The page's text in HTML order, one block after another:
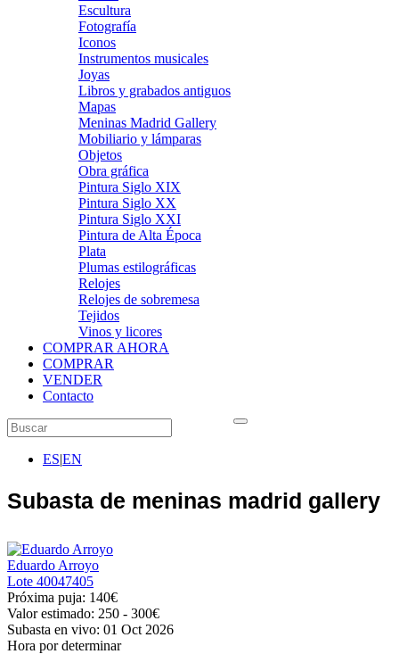
Escultura
Fotografía
Iconos
Instrumentos musicales
Joyas
Libros y grabados antiguos
Mapas
Meninas Madrid Gallery
Mobiliario y lámparas
Objetos
Obra gráfica
Pintura Siglo XIX
Pintura Siglo XX
Pintura Siglo XXI
Pintura de Alta Época
Plata
Plumas estilográficas
Relojes
Relojes de sobremesa
Tejidos
Vinos y licores
COMPRAR AHORA
COMPRAR
VENDER
Contacto
ES|EN
Subasta de meninas madrid gallery
Eduardo Arroyo
Lote 40047405
Próxima puja: 140€
Valor estimado: 250 - 300€
Subasta en vivo: 01 Oct 2026
Hora por determinar